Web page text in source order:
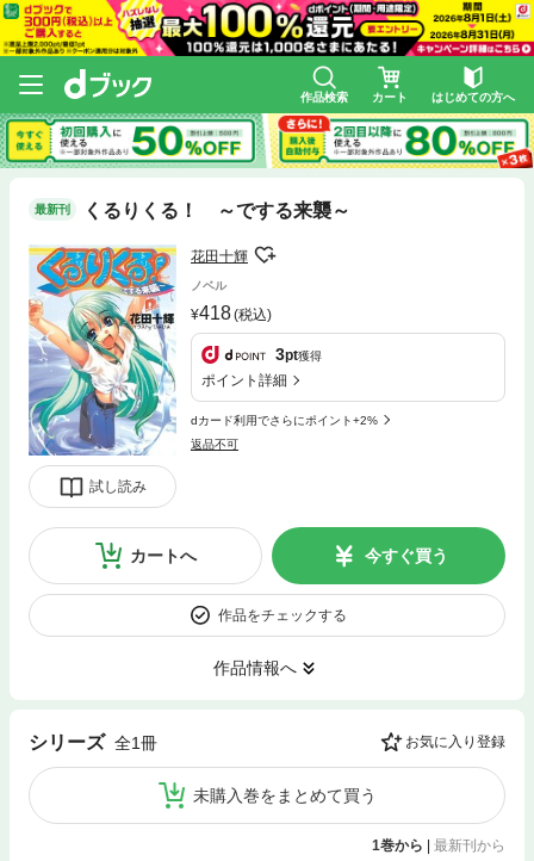
作品検索 カート はじめての方へ
最新刊 くるりくる！ ～でする来襲～
試し読み
花田十輝
ノベル
418(税込)
3pt獲得
ポイント詳細
dカード利用でさらにポイント+2%
返品不可
カートへ 今すぐ買う
作品をチェックする
作品情報へ
シリーズ 全1冊 お気に入り登録
未購入巻をまとめて買う
1巻から | 最新刊から